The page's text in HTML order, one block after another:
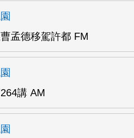
孟德移駕許都 FM
講 AM